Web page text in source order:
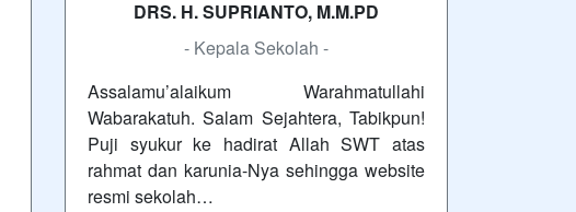
DRS. H. SUPRIANTO, M.M.PD
- Kepala Sekolah -
Assalamu’alaikum Warahmatullahi
Wabarakatuh. Salam Sejahtera, Tabikpun!
Puji syukur ke hadirat Allah SWT atas
rahmat dan karunia-Nya sehingga website
resmi sekolah…